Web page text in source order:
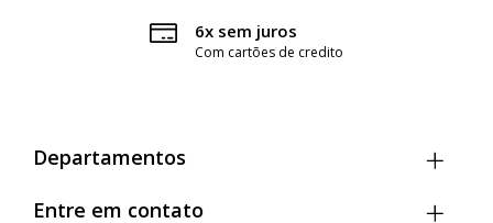
Trocas e devoluções
Grátis por 7 dias*
Departamentos
Entre em contato